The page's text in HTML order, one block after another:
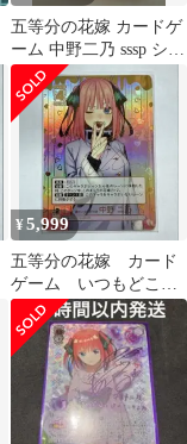
五等分の花嫁 カードゲ
ーム 中野二乃 sssp シリ
アルNo. サイン入り
¥5,999
五等分の花嫁 カード
ゲーム いつもどこで
も 君というかがやき
中野二乃 SSP